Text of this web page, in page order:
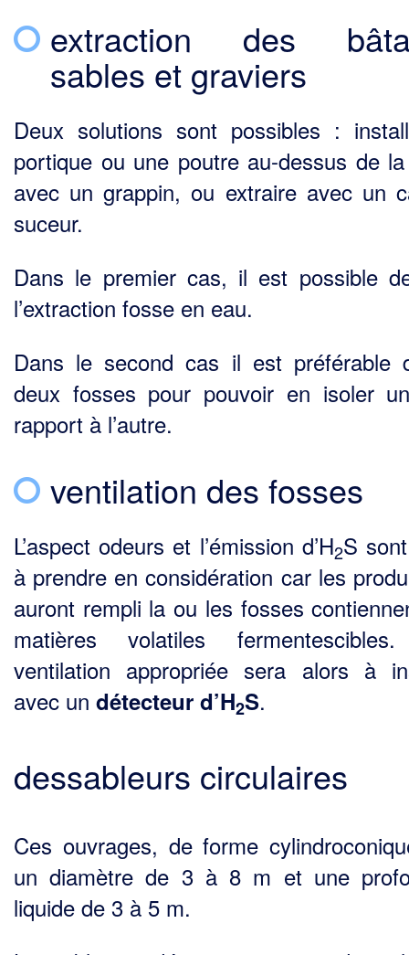
extraction des
sables et graviers
Deux solutions sont possibles :
portique ou une poutre au-dessus de
avec un grappin, ou extraire avec un
suceur.
Dans le premier cas, il est possible
l’extraction fosse en eau.
Dans le second cas il est préférable
deux fosses pour pouvoir en isoler
rapport à l’autre.
ventilation des fosses
L’aspect odeurs et l’émission d’H2S
à prendre en considération car les
auront rem­pli la ou les fosses
matières volatiles
ventilation appropriée sera alors à
avec un détecteur d’H2S.
dessableurs circulaires
Ces ouvrages, de forme
un diamètre de 3 à 8 m et une
liquide de 3 à 5 m.